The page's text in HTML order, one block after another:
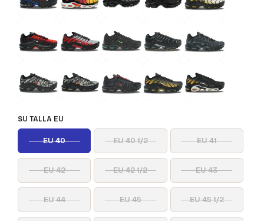
SU TALLA EU
EU 40 EU 40 1/2 EU 41
EU 42 EU 42 1/2 EU 43
EU 44 EU 45 EU 45 1/2